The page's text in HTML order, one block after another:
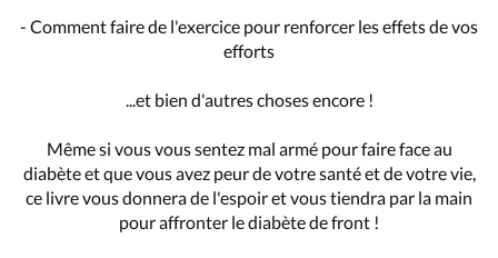
- Comment faire de l'exercice pour renforcer les effets de vos
efforts
...et bien d'autres choses encore !
Même si vous vous sentez mal armé pour faire face au
diabète et que vous avez peur de votre santé et de votre vie,
ce livre vous donnera de l'espoir et vous tiendra par la main
pour affronter le diabète de front !